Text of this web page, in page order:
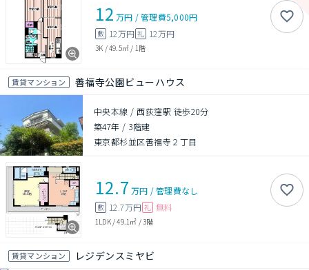
12 万円 /管理費5,000円
敷 12万円 礼 12万円
3K /49.5㎡ / 1階
賃貸マンション 善福寺公園ビューハウス
中央本線 / 西荻窪駅 徒歩20分
築47年 / 3階建
東京都杉並区善福寺２丁目
12.7 万円 /管理費なし
敷 12.7万円 礼 無料
1LDK/49.1㎡ /3階
賃貸マンション レジデンスミヤビ